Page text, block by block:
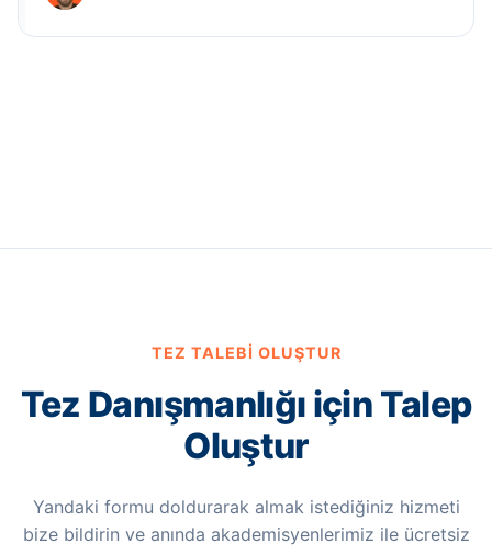
TEZ TALEBI OLUŞTUR
Tez Danışmanlığı için Talep
Oluştur
Yandaki formu doldurarak almak istediğiniz hizmeti
bize bildirin ve anında akademisyenlerimiz ile ücretsiz